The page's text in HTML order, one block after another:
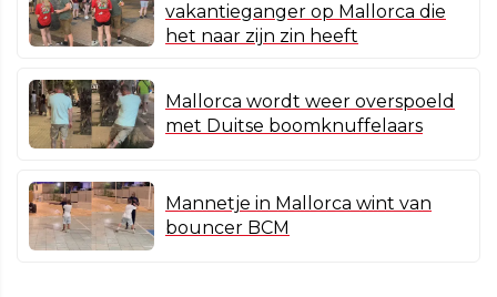
vakantieganger op Mallorca die
het naar zijn zin heeft
Mallorca wordt weer overspoeld
met Duitse boomknuffelaars
Mannetje in Mallorca wint van
bouncer BCM